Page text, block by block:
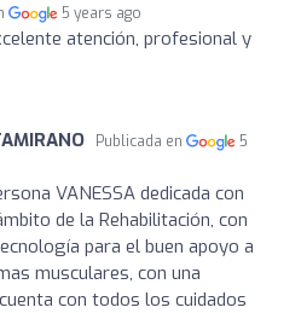
5 years ago
atención, profesional y
Publicada en
5
VANESSA dedicada con
de la Rehabilitación, con
para el buen apoyo a
musculares, con una
con todos los cuidados